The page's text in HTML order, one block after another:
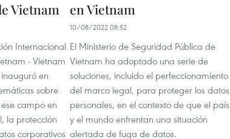
Vietnam
Internacional
- Vietnam
en
sobre
campo en
la protección
corporativos
en Vietnam
10/08/2022 08:52
El Ministerio de Seguridad Pública de
Vietnam ha adoptado una serie de
soluciones, incluido el perfeccionamiento
del marco legal, para proteger los datos
personales, en el contexto de que el país
y el mundo enfrentan una situación
alertada de fuga de datos.